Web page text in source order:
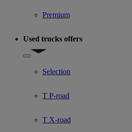
Premium
Used trucks offers
Show submenu for Used trucks offers
Selection
T P-road
T X-road